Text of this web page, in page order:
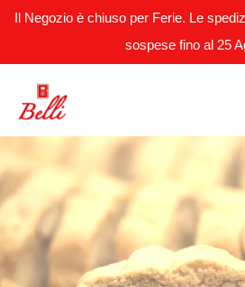
Il Negozio è chiuso per Ferie. Le
sospese fino al 25